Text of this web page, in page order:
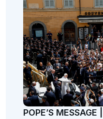
POPE’S